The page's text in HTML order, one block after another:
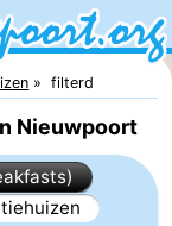
filterd
Nieuwpoort